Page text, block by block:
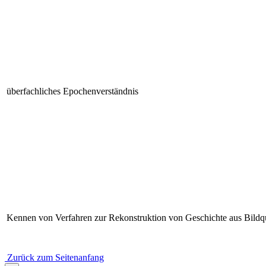
überfachliches Epochenverständnis
Kennen von Verfahren zur Rekonstruktion von Geschichte aus
Zurück zum Seitenanfang